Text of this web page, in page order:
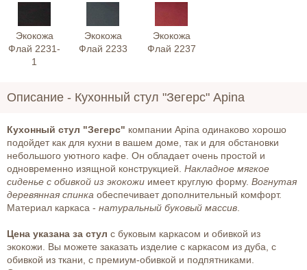
Экокожа
Флай 2231-
1
Экокожа
Флай 2233
Экокожа
Флай 2237
Описание - Кухонный стул "Зегерс" Apina
Кухонный стул "Зегерс" компании Apina одинаково хорошо
подойдет как для кухни в вашем доме, так и для обстановки
небольшого уютного кафе. Он обладает очень простой и
одновременно изящной конструкцией. Накладное мягкое
сиденье с обивкой из экокожи имеет круглую форму. Вогнутая
деревянная спинка обеспечивает дополнительный комфорт.
Материал каркаса - натуральный буковый массив
Цена указана за стул с буковым каркасом и обивкой из
экокожи. Вы можете заказать изделие с каркасом из дуба, с
обивкой из ткани, с премиум-обивкой и подпятниками.